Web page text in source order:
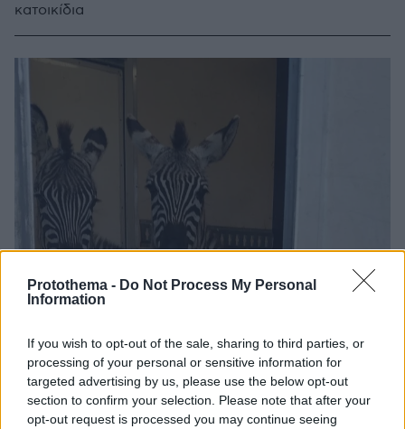
Protothema - Do Not Process My Personal
Information
If you wish to opt-out of the sale, sharing to third parties, or
processing of your personal or sensitive information for
targeted advertising by us, please use the below opt-out
section to confirm your selection. Please note that after your
opt-out request is processed you may continue seeing
κατοικίδια